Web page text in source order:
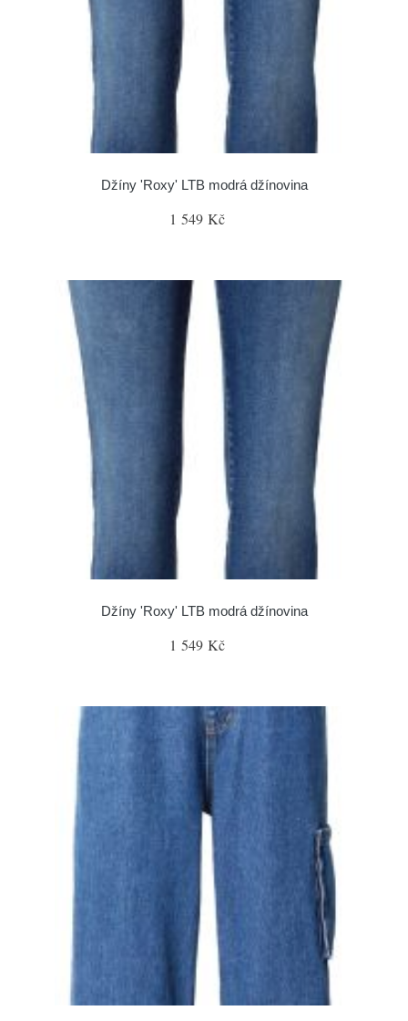
Džíny 'Roxy' LTB modrá džínovina
1 549 Kč
Džíny 'Roxy' LTB modrá džínovina
1 549 Kč